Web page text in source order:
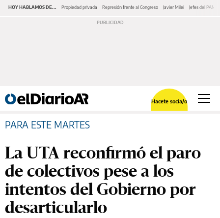
HOY HABLAMOS DE... Propiedad privada Represión frente al Congreso Javier Milei Jefes del PAMI
Hacete socia/o
PARA ESTE MARTES
La UTA reconfirmó el paro
de colectivos pese a los
intentos del Gobierno por
desarticularlo